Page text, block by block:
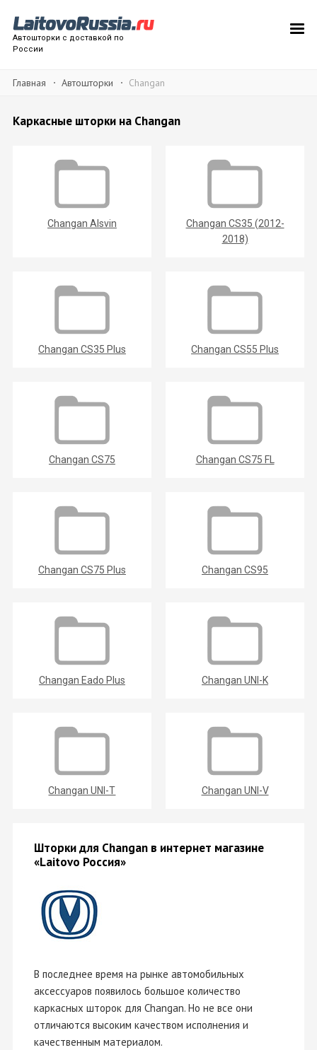
Автошторки с доставкой по
России
Главная Автошторки Changan
Каркасные шторки на Changan
Changan Alsvin
Changan CS35 (2012-
2018)
Changan CS35 Plus Changan CS55 Plus
Changan CS75 Changan CS75 FL
Changan CS75 Plus Changan CS95
Changan Eado Plus Changan UNI-K
Changan UNI-T Changan UNI-V
Шторки для Changan в интернет магазине
«Laitovo Россия»
В последнее время на рынке автомобильных
аксессуаров появилось большое количество
каркасных шторок для Changan. Но не все они
отличаются высоким качеством исполнения и
качественным материалом.